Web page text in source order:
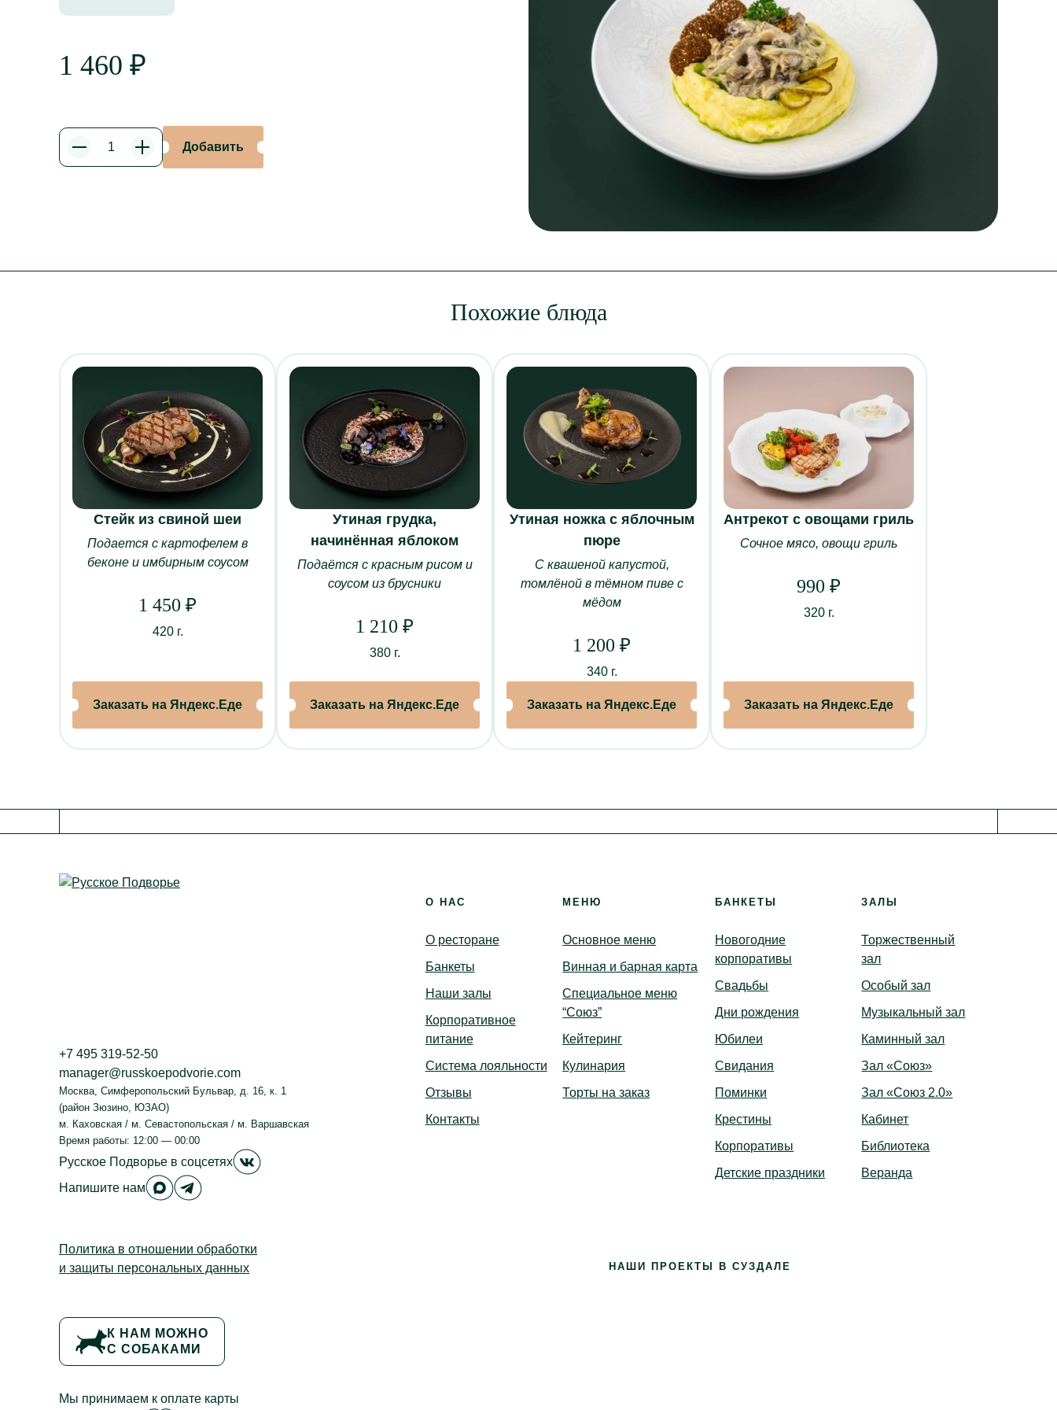
О НАС
О ресторане
Корпоративное питание
Отзывы
МЕНЮ
Основное меню
Специальное меню “Союз”
Торты на заказ
БАНКЕТЫ
Новогодние корпоративы
Свадьбы
Юбилеи
Свидания
Поминки
Корпоративы
Торжественный зал
Зал «Союз 2.0»
Библиотека
1 460 ₽
УменьшитьУвеличить
Добавить
Похожие блюда
Стейк из свиной шеи
Подается с картофелем в
беконе и имбирным соусом
1 450 ₽
420 г.
Заказать на Яндекс.Еде
Утиная грудка,
начинённая яблоком
Подаётся с красным рисом и
соусом из брусники
1 210 ₽
380 г.
Заказать на Яндекс.Еде
Утиная ножка с яблочным
пюре
С квашеной капустой,
томлёной в тёмном пиве с
мёдом
1 200 ₽
340 г.
Заказать на Яндекс.Еде
Антрекот с овощами гриль
Сочное мясо, овощи гриль
990 ₽
320 г.
Заказать на Яндекс.Еде
+7 495 319-52-50
manager@russkoepodvorie.com
Москва, Симферопольский Бульвар, д. 16, к. 1
(район Зюзино, ЮЗАО)
м. Каховская / м. Севастопольская / м. Варшавская
Время работы: 12:00 — 00:00
Русское Подворье в соцсетях
Напишите нам Русское Подворье в Max
Политика в отношении обработки
и защиты персональных данных
К НАМ МОЖНО
С СОБАКАМИ
Мы принимаем к оплате карты
О НАС
О ресторане
Банкеты
Наши залы
Корпоративное
питание
Система лояльности
Отзывы
Контакты
МЕНЮ
Основное меню
Винная и барная карта
Специальное меню
“Союз”
Кейтеринг
Кулинария
Торты на заказ
БАНКЕТЫ
Новогодние
корпоративы
Свадьбы
Дни рождения
Юбилеи
Свидания
Поминки
Крестины
Корпоративы
Детские праздники
ЗАЛЫ
Торжественный
зал
Особый зал
Музыкальный зал
Каминный зал
Зал «Союз»
Зал «Союз 2.0»
Кабинет
Библиотека
Веранда
НАШИ ПРОЕКТЫ В СУЗДАЛЕ